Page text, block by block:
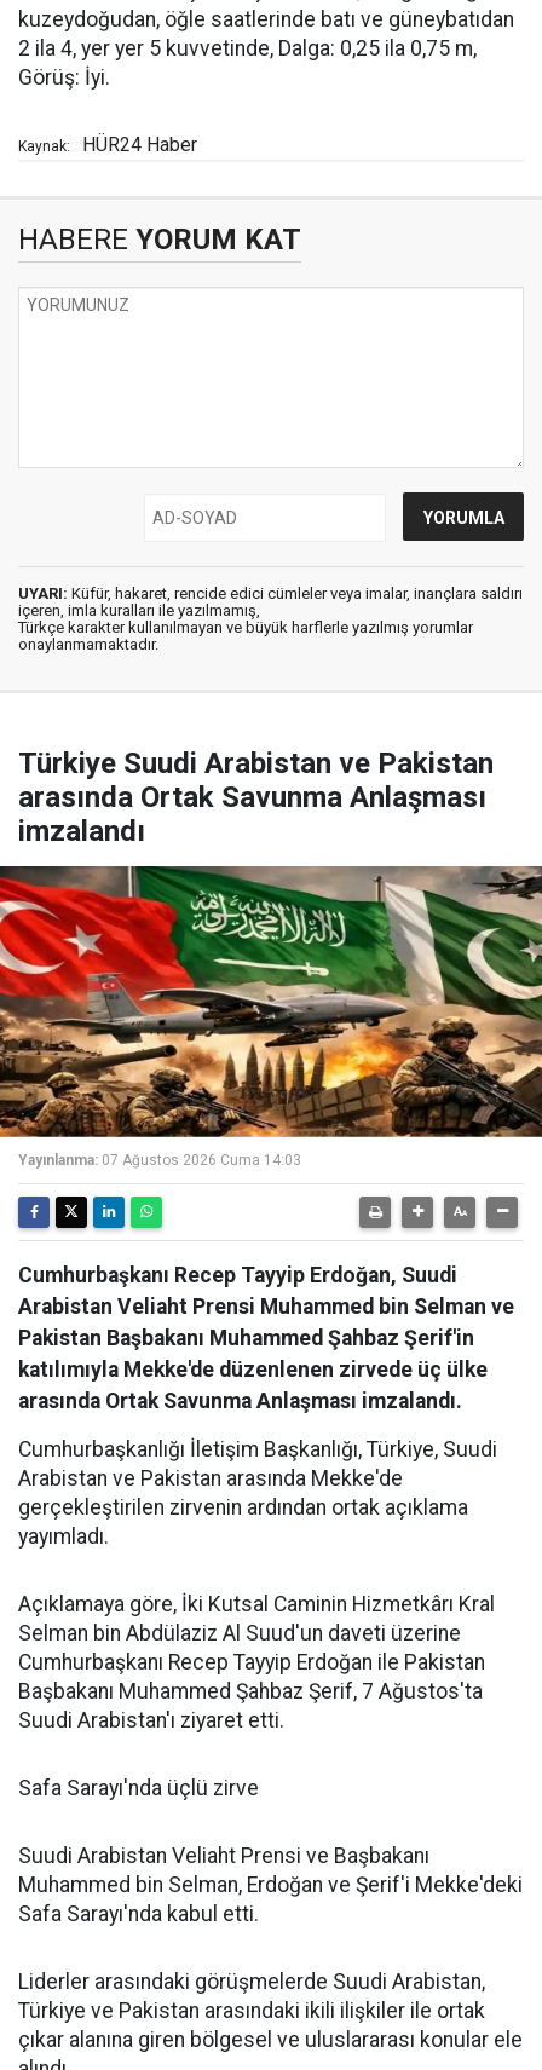
kuzeydoğudan, öğle saatlerinde batı ve güneybatıdan
2 ila 4, yer yer 5 kuvvetinde, Dalga: 0,25 ila 0,75 m,
Görüş: İyi.
Kaynak: HÜR24 Haber
HABERE YORUM KAT
UYARI: Küfür, hakaret, rencide edici cümleler veya imalar, inançlara saldırı
içeren, imla kuralları ile yazılmamış,
Türkçe karakter kullanılmayan ve büyük harflerle yazılmış yorumlar
onaylanmamaktadır.
Türkiye Suudi Arabistan ve Pakistan
arasında Ortak Savunma Anlaşması
imzalandı
Yayınlanma: 07 Ağustos 2026 Cuma 14:03
Cumhurbaşkanı Recep Tayyip Erdoğan, Suudi
Arabistan Veliaht Prensi Muhammed bin Selman ve
Pakistan Başbakanı Muhammed Şahbaz Şerif'in
katılımıyla Mekke'de düzenlenen zirvede üç ülke
arasında Ortak Savunma Anlaşması imzalandı.
Cumhurbaşkanlığı İletişim Başkanlığı, Türkiye, Suudi
Arabistan ve Pakistan arasında Mekke'de
gerçekleştirilen zirvenin ardından ortak açıklama
yayımladı.
Açıklamaya göre, İki Kutsal Caminin Hizmetkârı Kral
Selman bin Abdülaziz Al Suud'un daveti üzerine
Cumhurbaşkanı Recep Tayyip Erdoğan ile Pakistan
Başbakanı Muhammed Şahbaz Şerif, 7 Ağustos'ta
Suudi Arabistan'ı ziyaret etti.
Safa Sarayı'nda üçlü zirve
Suudi Arabistan Veliaht Prensi ve Başbakanı
Muhammed bin Selman, Erdoğan ve Şerif'i Mekke'deki
Safa Sarayı'nda kabul etti.
Liderler arasındaki görüşmelerde Suudi Arabistan,
Türkiye ve Pakistan arasındaki ikili ilişkiler ile ortak
çıkar alanına giren bölgesel ve uluslararası konular ele